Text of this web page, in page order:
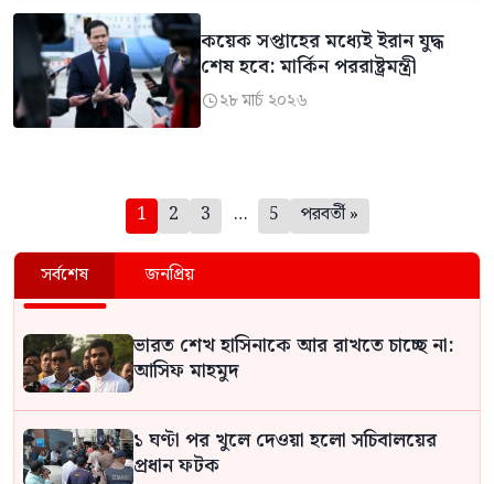
কয়েক সপ্তাহের মধ্যেই ইরান যুদ্ধ
শেষ হবে: মার্কিন পররাষ্ট্রমন্ত্রী
২৮ মার্চ ২০২৬
পেজিনেশন 1 2 3 … 5 পরবর্তী »
সর্বশেষ জনপ্রিয়
ভারত শেখ হাসিনাকে আর রাখতে চাচ্ছে না:
আসিফ মাহমুদ
১ ঘণ্টা পর খুলে দেওয়া হলো সচিবালয়ের
প্রধান ফটক